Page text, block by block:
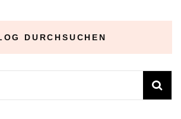
DURCHSUCHEN